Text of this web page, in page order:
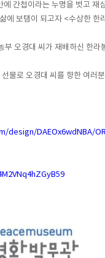
간첩이라는 누명을 벗고 재
에 보탬이 되고자 <수상한 한
부 오경대 씨가 재배하신 한
물로 오경대 씨를 향한 여러
design/DAEOx6wdNBA/